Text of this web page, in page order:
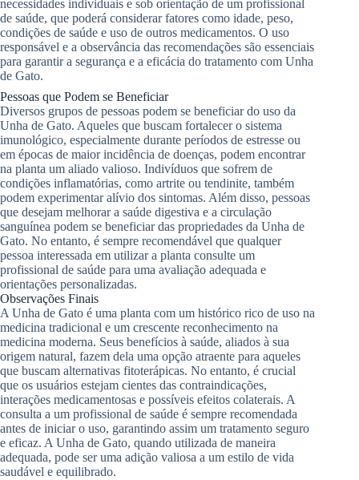
necessidades individuais e sob orientação de um profissional
de saúde, que poderá considerar fatores como idade, peso,
condições de saúde e uso de outros medicamentos. O uso
responsável e a observância das recomendações são essenciais
para garantir a segurança e a eficácia do tratamento com Unha
de Gato.
Pessoas que Podem se Beneficiar
Diversos grupos de pessoas podem se beneficiar do uso da
Unha de Gato. Aqueles que buscam fortalecer o sistema
imunológico, especialmente durante períodos de estresse ou
em épocas de maior incidência de doenças, podem encontrar
na planta um aliado valioso. Indivíduos que sofrem de
condições inflamatórias, como artrite ou tendinite, também
podem experimentar alívio dos sintomas. Além disso, pessoas
que desejam melhorar a saúde digestiva e a circulação
sanguínea podem se beneficiar das propriedades da Unha de
Gato. No entanto, é sempre recomendável que qualquer
pessoa interessada em utilizar a planta consulte um
profissional de saúde para uma avaliação adequada e
orientações personalizadas.
Observações Finais
A Unha de Gato é uma planta com um histórico rico de uso na
medicina tradicional e um crescente reconhecimento na
medicina moderna. Seus benefícios à saúde, aliados à sua
origem natural, fazem dela uma opção atraente para aqueles
que buscam alternativas fitoterápicas. No entanto, é crucial
que os usuários estejam cientes das contraindicações,
interações medicamentosas e possíveis efeitos colaterais. A
consulta a um profissional de saúde é sempre recomendada
antes de iniciar o uso, garantindo assim um tratamento seguro
e eficaz. A Unha de Gato, quando utilizada de maneira
adequada, pode ser uma adição valiosa a um estilo de vida
saudável e equilibrado.